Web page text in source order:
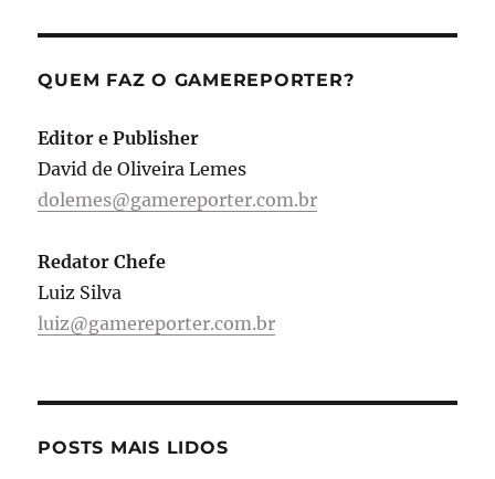
QUEM FAZ O GAMEREPORTER?
Editor e Publisher
David de Oliveira Lemes
dolemes@gamereporter.com.br
Redator Chefe
Luiz Silva
luiz@gamereporter.com.br
POSTS MAIS LIDOS